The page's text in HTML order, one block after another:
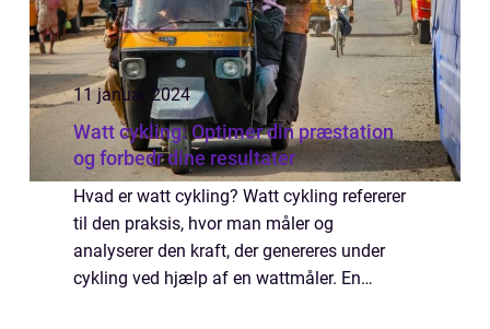
11 januar 2024
Watt cykling: Optimer din præstation
og forbedr dine resultater
Hvad er watt cykling? Watt cykling refererer
til den praksis, hvor man måler og
analyserer den kraft, der genereres under
cykling ved hjælp af en wattmåler. En